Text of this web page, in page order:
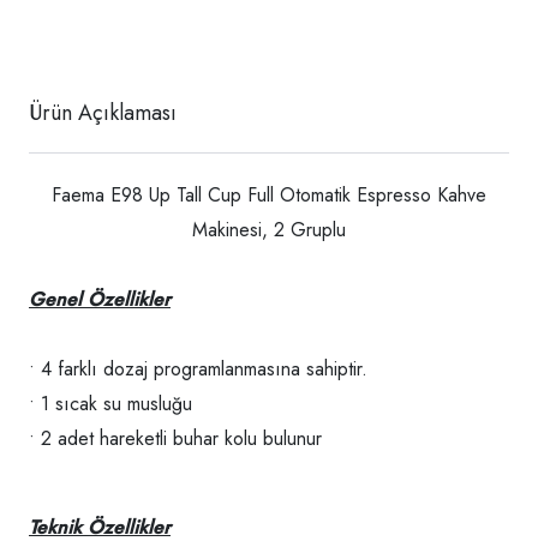
Ürün Açıklaması
Faema E98 Up Tall Cup Full Otomatik Espresso Kahve
Makinesi, 2 Gruplu
Genel Özellikler
• 4 farklı dozaj programlanmasına sahiptir.
• 1 sıcak su musluğu
• 2 adet hareketli buhar kolu bulunur
Teknik Özellikler